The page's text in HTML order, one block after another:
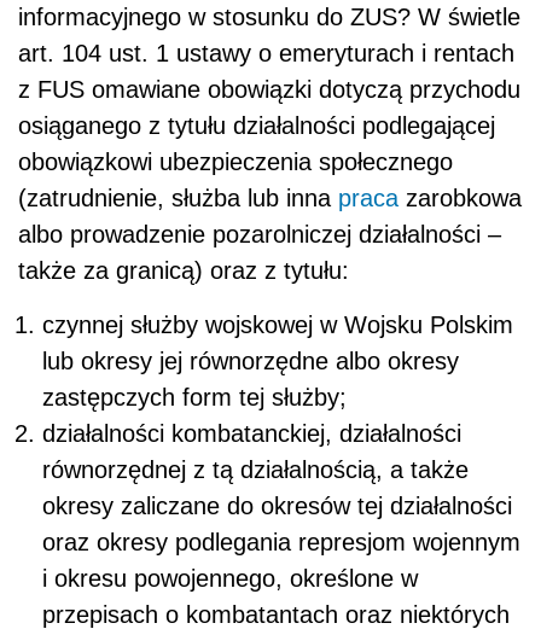
informacyjnego w stosunku do ZUS? W świetle
art. 104 ust. 1 ustawy o emeryturach i rentach
z FUS omawiane obowiązki dotyczą przychodu
osiąganego z tytułu działalności podlegającej
obowiązkowi ubezpieczenia społecznego
(zatrudnienie, służba lub inna praca zarobkowa
albo prowadzenie pozarolniczej działalności –
także za granicą) oraz z tytułu:
czynnej służby wojskowej w Wojsku Polskim
lub okresy jej równorzędne albo okresy
zastępczych form tej służby;
działalności kombatanckiej, działalności
równorzędnej z tą działalnością, a także
okresy zaliczane do okresów tej działalności
oraz okresy podlegania represjom wojennym
i okresu powojennego, określone w
przepisach o kombatantach oraz niektórych